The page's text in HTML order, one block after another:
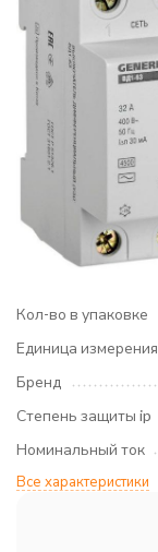
Кол-во в упаковке
Единица измерения
Бренд
Степень защиты ip
Номинальный ток
Все характеристики